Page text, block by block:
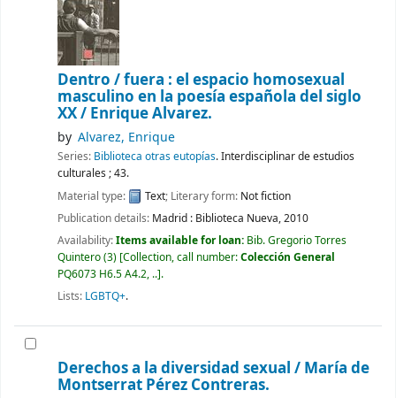
Dentro / fuera : el espacio homosexual
masculino en la poesía española del siglo
XX / Enrique Alvarez.
by Alvarez, Enrique
Series: Biblioteca otras eutopías. Interdisciplinar de estudios
culturales ; 43.
Material type:
Text; Literary form: Not fiction
Publication details: Madrid : Biblioteca Nueva,2010
Availability:Items available for loan: Bib. Gregorio Torres
Quintero(3) Collection, call number:Colección General
PQ6073 H6.5 A4.2, .. .
Lists: LGBTQ+.
Derechos a la diversidad sexual / María de
Montserrat Pérez Contreras.